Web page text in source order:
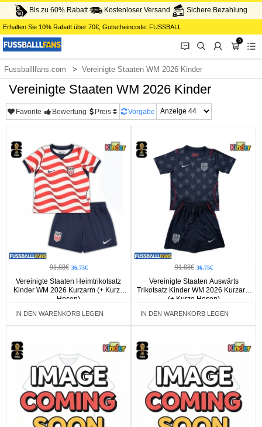
Bis zu 60% Rabatt Kostenloser Versand Sichere Bezahlung
Erhalten Sie 10% Rabatt über 70€ , Gutscheincode: FUSSBALL
󰂱 󰂨 󰃳
0
󰃦 󰃖
Fussballlfans.com Vereinigte Staaten WM 2026 Kinder
Vereinigte Staaten WM 2026 Kinder
Favorite Bewertung Preis Vorgabe
91.88€ 36.75€
Vereinigte Staaten Heimtrikotsatz
Kinder WM 2026 Kurzarm (+ Kurze
Hosen)
IN DEN WARENKORB LEGEN
91.88€ 36.75€
Vereinigte Staaten Auswärts
Trikotsatz Kinder WM 2026 Kurzarm
(+ Kurze Hosen)
IN DEN WARENKORB LEGEN